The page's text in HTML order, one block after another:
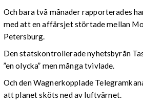
Och bara två månader rapporterades
med att en affärsjet störtade mellan
Petersburg.
Den statskontrollerade nyhetsbyrån
”en olycka” men många tvivlade.
Och den Wagnerkopplade
att planet sköts ned av luftvärnet.